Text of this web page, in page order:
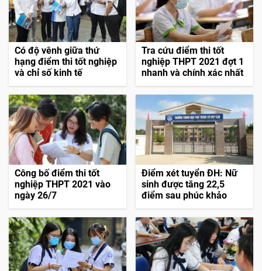
Có độ vênh giữa thứ
hạng điểm thi tốt nghiệp
và chỉ số kinh tế
Tra cứu điểm thi tốt
nghiệp THPT 2021 đợt 1
nhanh và chính xác nhất
Công bố điểm thi tốt
nghiệp THPT 2021 vào
ngày 26/7
Điểm xét tuyển ĐH: Nữ
sinh được tăng 22,5
điểm sau phúc khảo